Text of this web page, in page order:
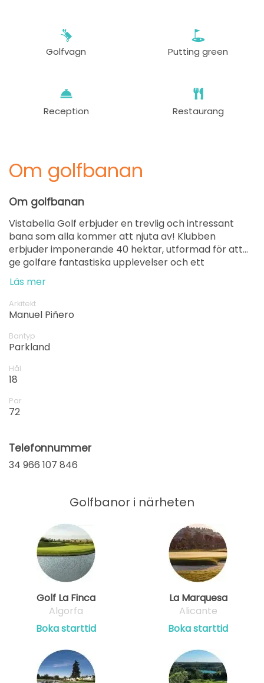
Golfvagn Putting green
Reception Restaurang
Om golfbanan
Om golfbanan
Vistabella Golf erbjuder en trevlig och intressant
bana som alla kommer att njuta av! Klubben
erbjuder imponerande 40 hektar, utformad för att
ge golfare fantastiska upplevelser och ett
utmanande spel som de aldrig kommer att glömma.
Läs mer
Arkitekt
Manuel Piñero
Bantyp
Parkland
Hål
18
Par
72
Telefonnummer
34 966 107 846
Golfbanor i närheten
Golf La Finca
Algorfa
Boka starttid
La Marquesa
Alicante
Boka starttid